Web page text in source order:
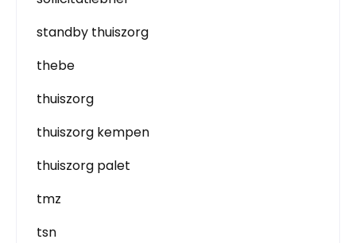
standby thuiszorg
thebe
thuiszorg
thuiszorg kempen
thuiszorg palet
tmz
tsn